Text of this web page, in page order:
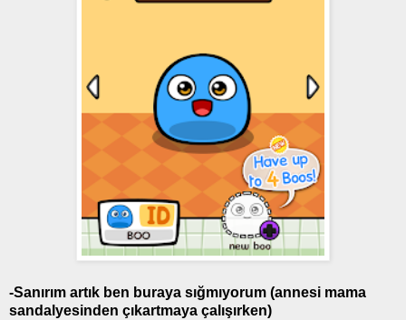
-Sanırım artık ben buraya sığmıyorum (annesi mama
sandalyesinden çıkartmaya çalışırken)